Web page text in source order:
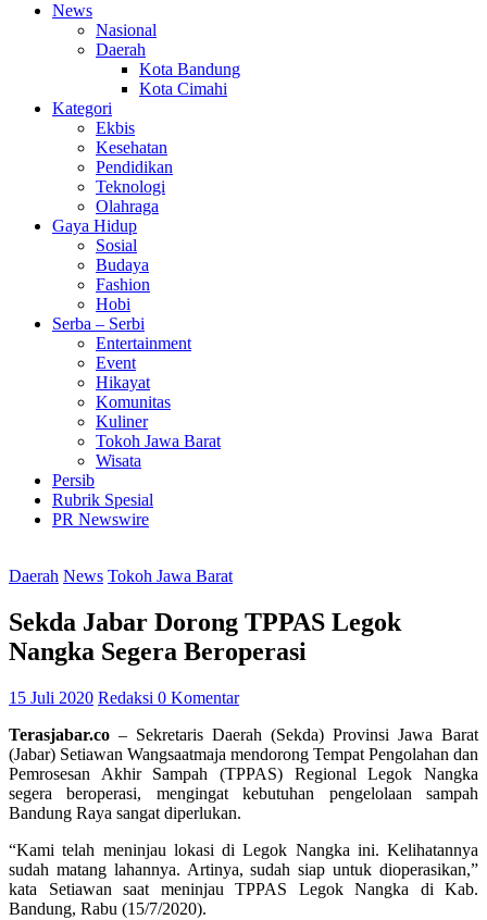
News
Nasional
Daerah
Kota Bandung
Kota Cimahi
Kategori
Ekbis
Kesehatan
Pendidikan
Teknologi
Olahraga
Gaya Hidup
Sosial
Budaya
Fashion
Hobi
Serba – Serbi
Entertainment
Event
Hikayat
Komunitas
Kuliner
Tokoh Jawa Barat
Wisata
Persib
Rubrik Spesial
PR Newswire
Daerah News Tokoh Jawa Barat
Sekda Jabar Dorong TPPAS Legok
Nangka Segera Beroperasi
15 Juli 2020 Redaksi 0 Komentar
Terasjabar.co – Sekretaris Daerah (Sekda) Provinsi Jawa Barat
(Jabar) Setiawan Wangsaatmaja mendorong Tempat Pengolahan dan
Pemrosesan Akhir Sampah (TPPAS) Regional Legok Nangka
segera beroperasi, mengingat kebutuhan pengelolaan sampah
Bandung Raya sangat diperlukan.
“Kami telah meninjau lokasi di Legok Nangka ini. Kelihatannya
sudah matang lahannya. Artinya, sudah siap untuk dioperasikan,”
kata Setiawan saat meninjau TPPAS Legok Nangka di Kab.
Bandung, Rabu (15/7/2020).